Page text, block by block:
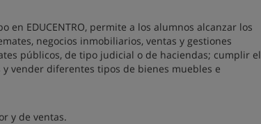
en EDUCENTRO, permite a los alumnos alcanzar los
negocios inmobiliarios, ventas y gestiones
públicos, de tipo judicial o de haciendas; cumplir el
vender diferentes tipos de bienes muebles e
y de ventas.